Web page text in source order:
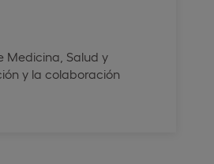
Medicina, Salud y
y la colaboración